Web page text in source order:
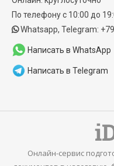
window
new
window
По телефону с 10:00 до
Whatsapp, Telegram:
Написать в WhatsApp
Написать в Telegram
Онлайн-сервис